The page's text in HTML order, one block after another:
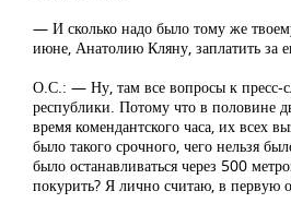
— И сколько надо было тому же
июне, Анатолию Кляну, заплатить за
О.С.: — Ну, там все вопросы к пресс-
республики. Потому что в половине
время комендантского часа, их всех
было такого срочного, чего нельзя
было останавливаться через 500
покурить? Я лично считаю, в первую